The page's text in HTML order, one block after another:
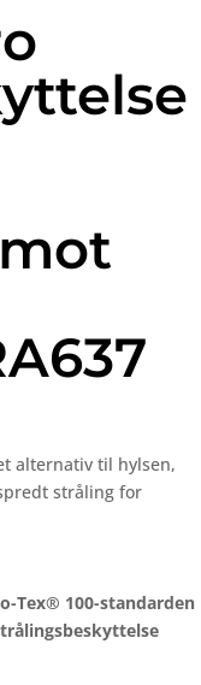
€
alternativ til hylsen,
stråling for
Tex® 100-standarden